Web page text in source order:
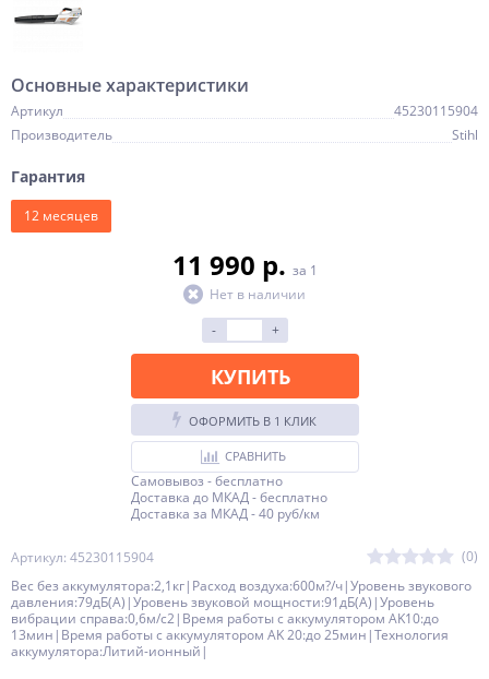
Артикул: 45230115904 (0)
Основные характеристики
Артикул
45230115904
Производитель
Stihl
Вес без аккумулятора:2,1кг|Расход воздуха:600м?/ч|Уровень звукового
давления:79дБ(A)|Уровень звуковой мощности:91дБ(A)|Уровень
вибрации справа:0,6м/с2|Время работы с аккумулятором AK10:до
13мин|Время работы с аккумулятором AK 20:до 25мин|Технология
аккумулятора:Литий-ионный|
Гарантия
12 месяцев
11 990 p. за 1
Нет в наличии
-
+
КУПИТЬ
ОФОРМИТЬ В 1 КЛИК
СРАВНИТЬ
Самовывоз - бесплатно
Доставка до МКАД - бесплатно
Доставка за МКАД - 40 руб/км